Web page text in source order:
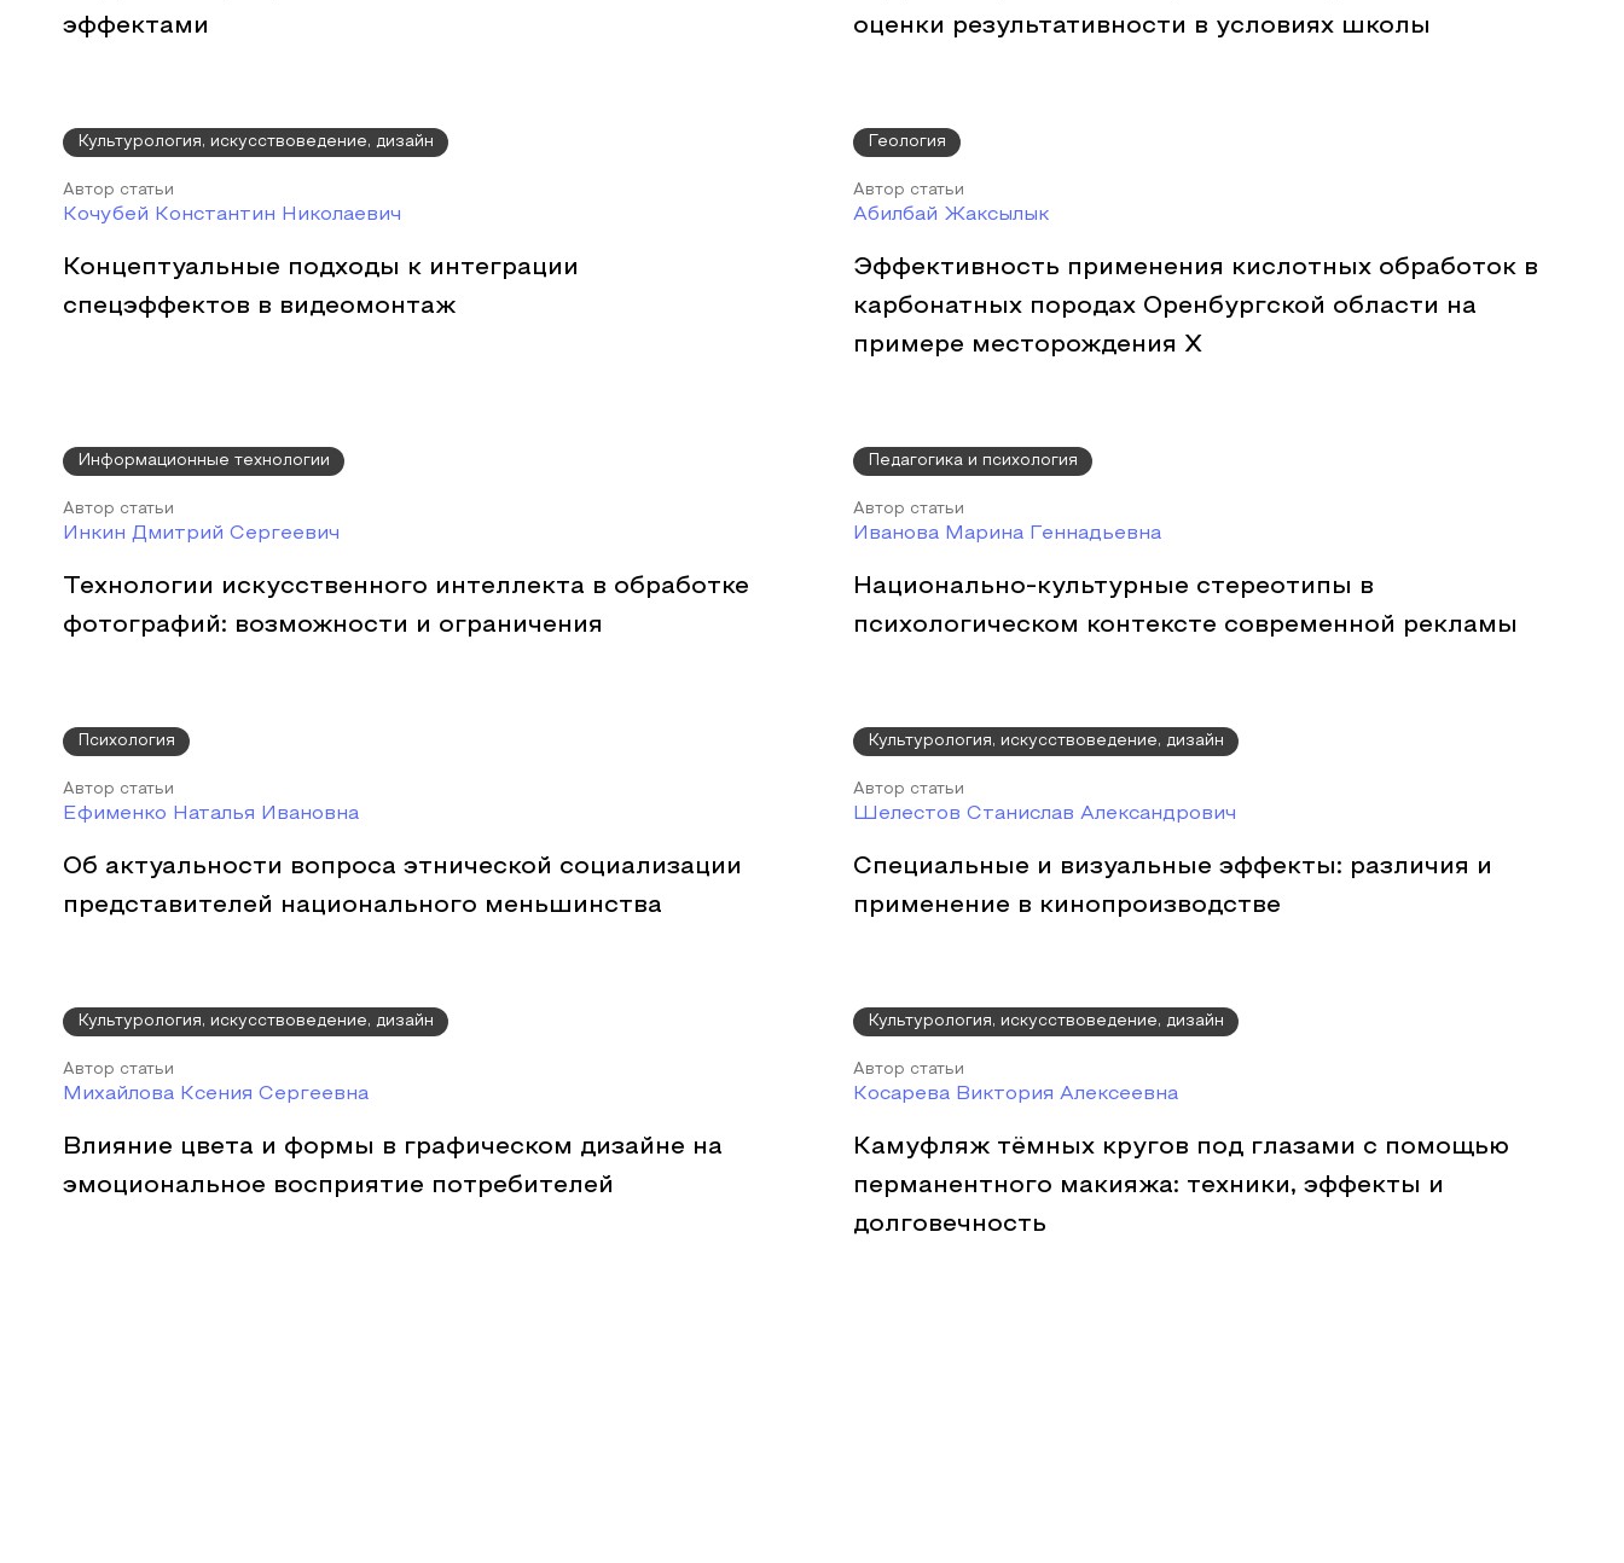
эффектами
оценки результативности в условиях школы
Культурология, искусствоведение, дизайн
Автор статьи
Кочубей Константин Николаевич
Концептуальные подходы к интеграции
спецэффектов в видеомонтаж
Геология
Автор статьи
Абилбай Жаксылык
Эффективность применения кислотных обработок в
карбонатных породах Оренбургской области на
примере месторождения Х
Информационные технологии
Автор статьи
Инкин Дмитрий Сергеевич
Технологии искусственного интеллекта в обработке
фотографий: возможности и ограничения
Педагогика и психология
Автор статьи
Иванова Марина Геннадьевна
Национально-культурные стереотипы в
психологическом контексте современной рекламы
Психология
Автор статьи
Ефименко Наталья Ивановна
Об актуальности вопроса этнической социализации
представителей национального меньшинства
Культурология, искусствоведение, дизайн
Автор статьи
Шелестов Станислав Александрович
Специальные и визуальные эффекты: различия и
применение в кинопроизводстве
Культурология, искусствоведение, дизайн
Автор статьи
Михайлова Ксения Сергеевна
Влияние цвета и формы в графическом дизайне на
эмоциональное восприятие потребителей
Культурология, искусствоведение, дизайн
Автор статьи
Косарева Виктория Алексеевна
Камуфляж тёмных кругов под глазами с помощью
перманентного макияжа: техники, эффекты и
долговечность